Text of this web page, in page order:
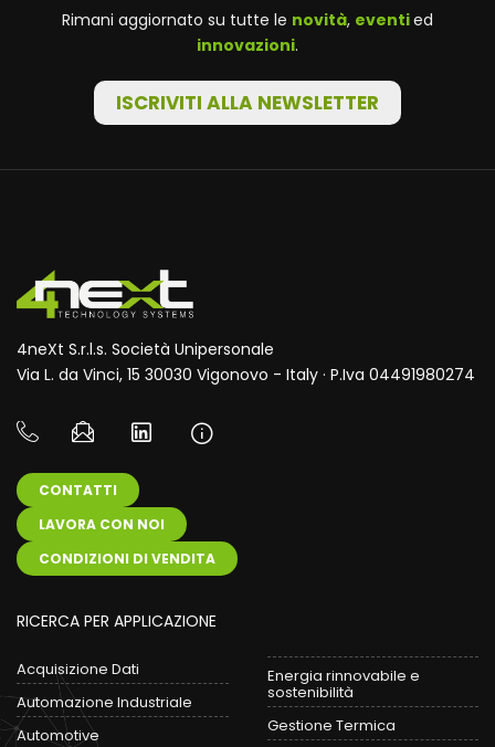
Rimani aggiornato su tutte le novità, eventied
innovazioni.
ISCRIVITI ALLA NEWSLETTER
4neXt S.r.l.s. Società Unipersonale
Via L. da Vinci, 15 30030 Vigonovo - Italy · P.Iva 04491980274
CONTATTI
LAVORA CON NOI
CONDIZIONI DI VENDITA
RICERCA PER APPLICAZIONE
Acquisizione Dati
Automazione Industriale
Automotive
Energia rinnovabile e
sostenibilità
Gestione Termica